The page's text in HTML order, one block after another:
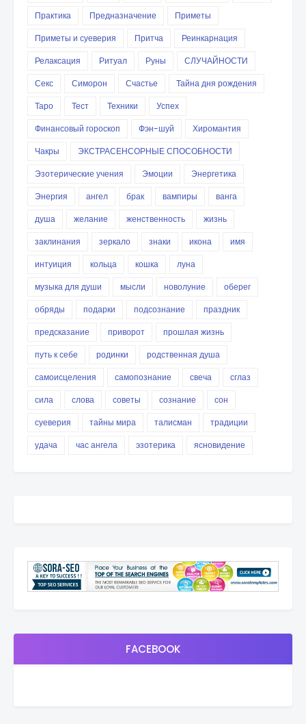
Практика
Предназначение
Приметы
Приметы и суеверия
Притча
Реинкарнация
Релаксация
Ритуал Руны
СЛУЧАЙНОСТИ
Секс
Симорон Счастье
Тайна дня рождения
Таро
Тест Техники
Успех
Финансовый гороскоп
Фэн-шуй
Хиромантия
Чакры
ЭКСТРАСЕНСОРНЫЕ СПОСОБНОСТИ
Эзотерические учения
Эмоции
Энергетика
Энергия
ангел брак вампиры
ванга
душа
желание женственность
жизнь
заклинания
зеркало знаки икона
имя
интуиция
кольца кошка
луна
музыка для души
мысли новолуние
оберег
обряды
подарки подсознание
праздник
предсказание
приворот
прошлая жизнь
путь к себе
родинки
родственная душа
самоисцеления
самопознание свеча
сглаз
сила
слова советы сознание
сон
суеверия
тайны мира талисман
традиции
удача
час ангела эзотерика ясновидение
FACEBOOK